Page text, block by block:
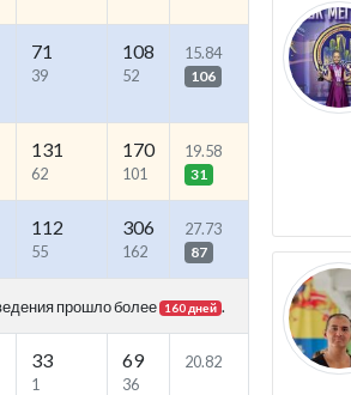
71
39
108
52
15.84
106
131
62
170
101
19.58
31
112
55
306
162
27.73
87
прошло более 160 дней .
33
1
69
36
20.82